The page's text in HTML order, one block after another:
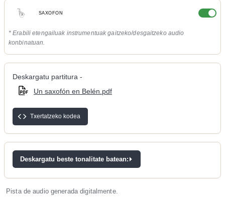
SAXOFON
* Erabili etengailuak instrumentuak gaitzeko/desgaitzeko audio
konbinatuan.
Deskargatu partitura -
Un saxofón en Belén.pdf
Txertatzeko kodea
Deskargatu beste tonalitate batean:
Pista de audio generada digitalmente.